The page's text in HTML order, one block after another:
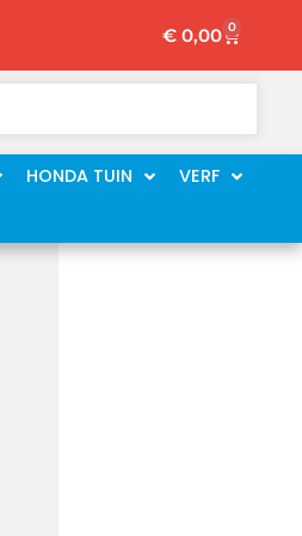
€ 0,00 0
HONDA TUIN
VERF